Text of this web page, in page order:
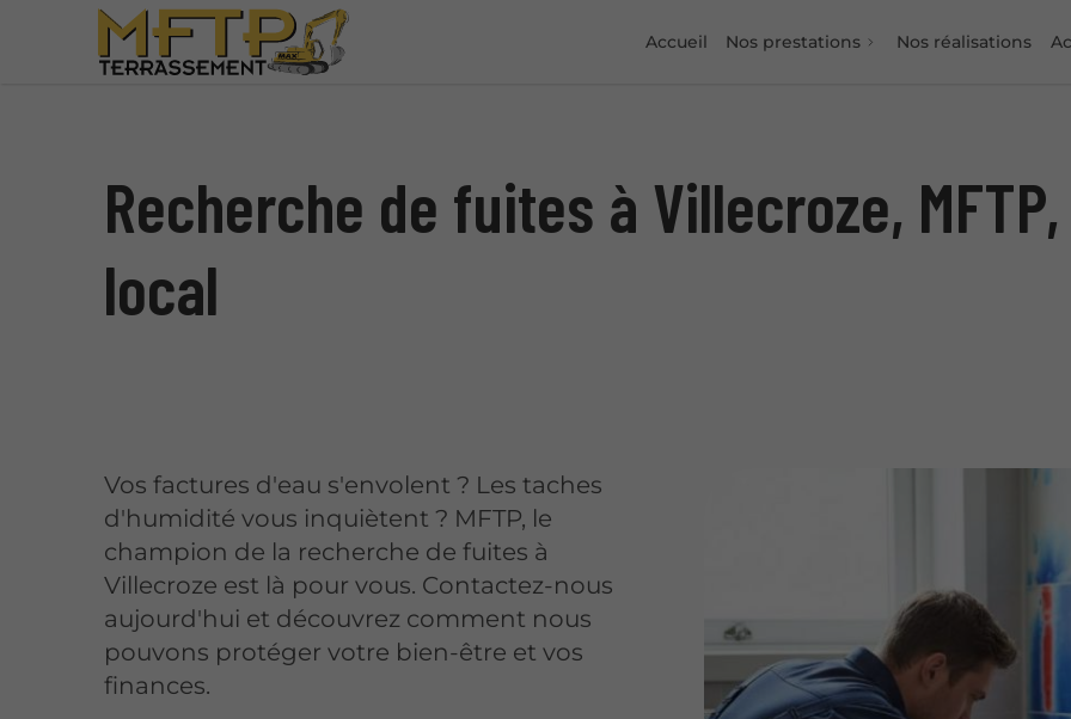
Accueil Nos prestations Nos réalisations
Recherche de fuites à Villecroze,
local
Vos factures d'eau s'envolent ? Les taches
d'humidité vous inquiètent ? MFTP, le
champion de la recherche de fuites à
Villecroze est là pour vous. Contactez-nous
aujourd'hui et découvrez comment nous
pouvons protéger votre bien-être et vos
finances.